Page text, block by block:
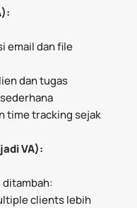
email dan file
dan tugas
time tracking sejak
VA):
ditambah:
clients lebih